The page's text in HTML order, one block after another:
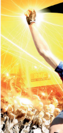
Tous nos articles
À propos